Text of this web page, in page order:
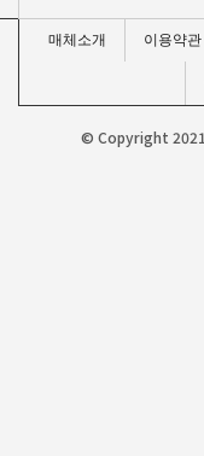
매체소개 이용약관
© Copyright